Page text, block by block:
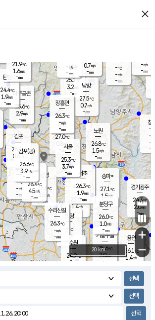
close
양주
25.1℃
3.2
-mm
과천
25.6℃
1.4m/s
- mm
용인
26.1℃
1.4m/s
경기광주
24.3℃
2.0m/s
-mm
2.6m/s
파주금촌
25.6℃
2.9m/s
-mm
-℃
-m/s
-mm
창
-
-m/
-
탄현
24.4℃
1.9m/s
-mm
-m/s
-mm
의왕
- ℃
m/s
mm
김포
26.4℃
0.8 m/s
mm
광명
27.6 ℃
3.5 m/s
-mm
부천
-℃
-m/s
-mm
구로
28.4℃
4.5m/s
-mm
은평
27.0℃
0.8 m/s
- mm
노원
26.8℃
1.5m/s
-mm
송파*
27.1℃
1.5m/s
-mm
서초
26.3℃
1.9m/s
-mm
남방
27.5℃
0.7m/s
-mm
기흥구갈
25.6℃
2.0m/s
-
수리산길
26.3℃
-m/s
-mm
분당구
26.0℃
1.0m/s
-mm
장흥면
26.3℃
-m/s
-mm
-m/s
-mm
김포(공)
26.6℃
3.9m/s
-mm
수원
24.9℃
2 m/s
서울
25.3℃
3.7m/s
-mm
21.9℃
1.6m/s
-mm
0.7m/s
-mm
+
−
20 km